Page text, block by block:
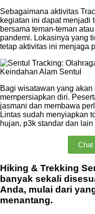
Sebagaimana aktivitas
kegiatan ini dapat menjadi
bersama teman-teman
pandemi. Lokasinya yang
tetap aktivitas ini menjaga
Bagi wisatawan yang
mempersiapkan diri.
jasmani dan membawa
Lintas sudah menyiapkan
hujan, p3k standar dan
Chat
Hiking & Trekking
banyak sekali
Anda, mulai dari
menantang.